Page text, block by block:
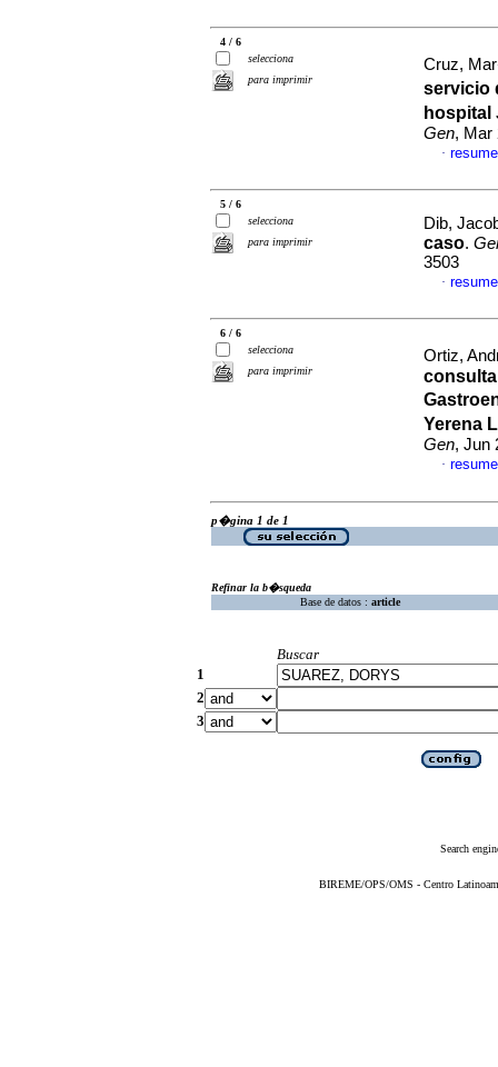
4 / 6
selecciona
para imprimir
Cruz,
servicio
hospital
Gen, Mar
·
5 / 6
selecciona
para imprimir
Dib,
caso.
3503
·
6 / 6
selecciona
para imprimir
Ortiz,
Yerena
Gen, Jun
·
p�gina 1 de 1
Refinar la b�squeda
Base de datos : article
Buscar
1
2
3
Search
BIREME/OPS/OMS - Centro